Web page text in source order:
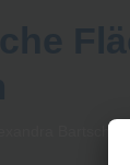
Bartsch